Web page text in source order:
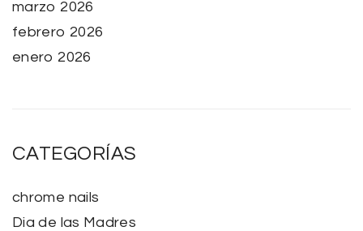
marzo 2026
febrero 2026
enero 2026
CATEGORÍAS
chrome nails
Dia de las Madres